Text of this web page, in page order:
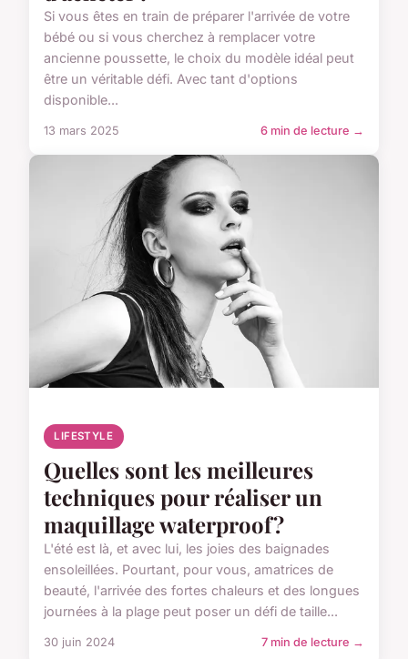
Si vous êtes en train de préparer l'arrivée de votre
bébé ou si vous cherchez à remplacer votre
ancienne poussette, le choix du modèle idéal peut
être un véritable défi. Avec tant d'options
disponible...
13 mars 2025 6 min de lecture →
LIFESTYLE
Quelles sont les meilleures
techniques pour réaliser un
maquillage waterproof?
L'été est là, et avec lui, les joies des baignades
ensoleillées. Pourtant, pour vous, amatrices de
beauté, l'arrivée des fortes chaleurs et des longues
journées à la plage peut poser un défi de taille...
30 juin 2024 7 min de lecture →